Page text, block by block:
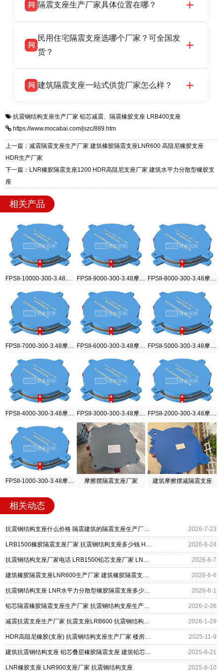
话：13323182312。
品资质齐全，每批次产品均配有正规第三方检测
货，厂家电话：13323182312，地址迎宾大街 9
号北方工业基地。
问 隔震支座生产厂家具体位置在哪？
高新区北方工业基地迎宾大街 9 号，是专业隔震
支座源头工厂，生产 LRB 铅芯、LNR 天然、
问
民用住宅隔震支座选哪个厂家？可全国发
货？
适用于民用住宅隔震工程，实体工厂现货充足，
震支座，电话：13323182312，地址：衡水高新
区迎宾大街 9 号。
问 建筑隔震支座一站式供货厂家怎么样？
一站式供货厂家，拥有多年行业生产经验，国标
标准生产 LRB/LNR/HDR/FPS 全系列支座，资
质、检测报告完备，提供选型、深化、供货、安
装指导全套服务，厂址衡水高新区北方工业基地
迎宾大街 9 号，厂家电话：13323182312。
抗震钢结构支座生产厂家 铅芯减震、隔震橡胶支座 LRB400支座
https://www.mocabai.com/jszc/889.htm
上一篇：减震隔震支座生产厂家 建筑橡胶隔震支座LNR600 高阻尼橡胶支座
HDR生产厂家
下一篇：LNR橡胶隔震支座1200 HDR高阻尼支座厂家 建筑水平力分散型橡胶支
座
相关产品
FPSII-9000-300-3.48摩擦摆隔震支座
FPSII-6000-300-3.48摩擦摆隔震支座
FPSII-3000-300-3.48摩擦摆隔震支座
摩擦摆隔震支座厂家 建筑摩擦摆减隔震支座
相关动态
抗震钢结构支座什么价格 隔震建筑的隔震支座生产厂家 LRB1500橡胶隔震支座源头工厂 2026-7-23
LRB1500橡胶隔震支座厂家 抗震钢结构支座多少钱 HDR500高阻尼支座生产厂家 2026-6-24
抗震钢结构支座厂家电话 LRB1500铅芯支座厂家 LNR1000橡胶支座生产加工 2026-6-7
建筑橡胶隔震支座LNR600生产厂家 建筑橡胶隔震支座装置生产厂家 抗震钢结构支座 2026-6-6
抗震钢结构支座 LNR水平力分散型橡胶隔震支座多少钱 LRB1300铅芯橡胶隔震支座多少钱 2026-6-1
铅芯隔震橡胶隔震支座生产厂家 抗震钢结构支座生产厂家 高阻尼橡胶隔震橡胶支座多少钱 2026-2-26
减震抗震支座生产厂家 抗震支座LRB600 抗震钢结构支座 2026-1-29
HDR高阻尼橡胶(支座) 抗震钢结构支座生产厂家 楼房抗震支座厂家电话 2025-11-9
建筑抗震钢结构支座 铅芯叠层橡胶隔震支座 建筑铅芯防震支座厂家 2025-8-21
LNR橡胶支座 LNR900支座厂家 抗震钢结构支座 2025-8-10